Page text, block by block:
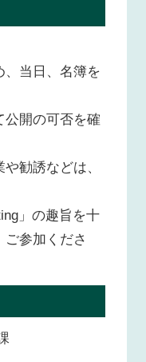
当日、名簿を
開の可否を確
勧誘などは、
」の趣旨を十
参加くださ